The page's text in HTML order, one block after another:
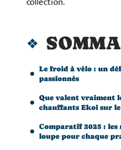
Le froid à vélo : un
passionnés
Que valent vraiment
chauffants Ekoi sur
Comparatif 2025 : les
loupe pour chaque